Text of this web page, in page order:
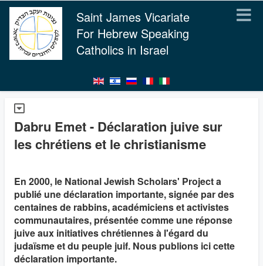
Saint James Vicariate
For Hebrew Speaking
Catholics in Israel
Dabru Emet - Déclaration juive sur
les chrétiens et le christianisme
En 2000, le National Jewish Scholars' Project a
publié une déclaration importante, signée par des
centaines de rabbins, académiciens et activistes
communautaires, présentée comme une réponse
juive aux initiatives chrétiennes à l'égard du
judaïsme et du peuple juif. Nous publions ici cette
déclaration importante.